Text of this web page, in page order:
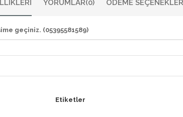
YORUMLAR(0) ÖDEME
geçiniz. (05395581589)
Etiketler